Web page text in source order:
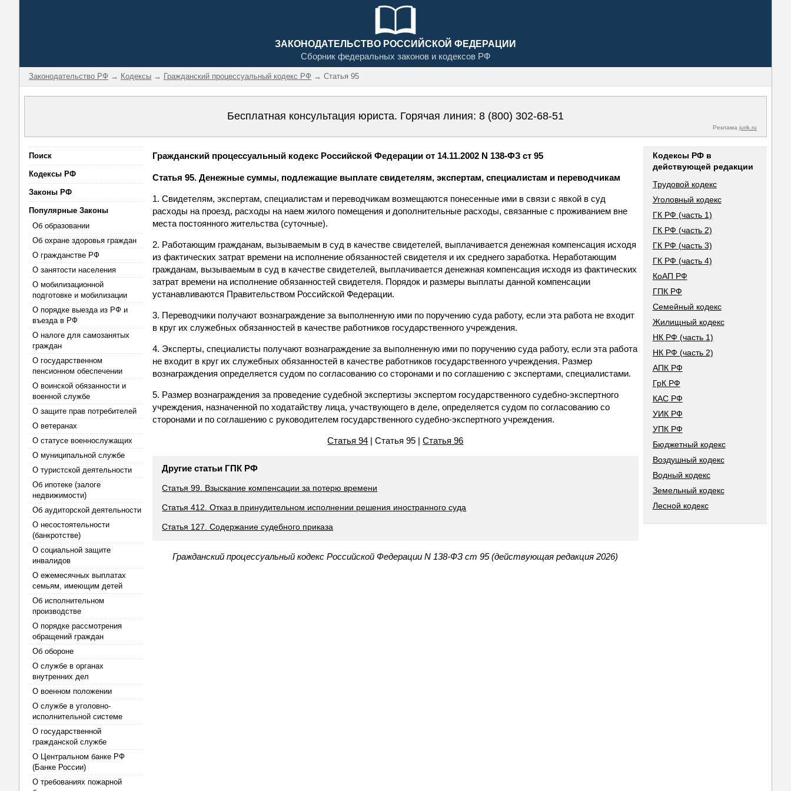
ЗАКОНОДАТЕЛЬСТВО РОССИЙСКОЙ ФЕДЕРАЦИИ
Сборник федеральных законов и кодексов РФ
Законодательство РФ → Кодексы → Гражданский процессуальный кодекс РФ → Статья 95
Бесплатная консультация юриста. Горячая линия: 8 (800) 302-68-51
Реклама jurik.ru
Поиск
Кодексы РФ
Законы РФ
Популярные Законы
Об образовании
Об охране здоровья граждан
О гражданстве РФ
О занятости населения
О мобилизационной
подготовке и мобилизации
О порядке выезда из РФ и
въезда в РФ
О налоге для самозанятых
граждан
О государственном
пенсионном обеспечении
О воинской обязанности и
военной службе
О защите прав потребителей
О ветеранах
О статусе военнослужащих
О муниципальной службе
О туристской деятельности
Об ипотеке (залоге
недвижимости)
Об аудиторской деятельности
О несостоятельности
(банкротстве)
О социальной защите
инвалидов
О ежемесячных выплатах
семьям, имеющим детей
Об исполнительном
производстве
О порядке рассмотрения
обращений граждан
Об обороне
О службе в органах
внутренних дел
О военном положении
О службе в уголовно-
исполнительной системе
О государственной
гражданской службе
О Центральном банке РФ
(Банке России)
О требованиях пожарной
Гражданский процессуальный кодекс Российской Федерации от 14.11.2002 N 138-ФЗ ст 95
Статья 95. Денежные суммы, подлежащие выплате свидетелям, экспертам, специалистам и переводчикам
1. Свидетелям, экспертам, специалистам и переводчикам возмещаются понесенные ими в связи с явкой в суд
расходы на проезд, расходы на наем жилого помещения и дополнительные расходы, связанные с проживанием вне
места постоянного жительства (суточные).
2. Работающим гражданам, вызываемым в суд в качестве свидетелей, выплачивается денежная компенсация исходя
из фактических затрат времени на исполнение обязанностей свидетеля и их среднего заработка. Неработающим
гражданам, вызываемым в суд в качестве свидетелей, выплачивается денежная компенсация исходя из фактических
затрат времени на исполнение обязанностей свидетеля. Порядок и размеры выплаты данной компенсации
устанавливаются Правительством Российской Федерации.
3. Переводчики получают вознаграждение за выполненную ими по поручению суда работу, если эта работа не входит
в круг их служебных обязанностей в качестве работников государственного учреждения.
4. Эксперты, специалисты получают вознаграждение за выполненную ими по поручению суда работу, если эта работа
не входит в круг их служебных обязанностей в качестве работников государственного учреждения. Размер
вознаграждения определяется судом по согласованию со сторонами и по соглашению с экспертами, специалистами.
5. Размер вознаграждения за проведение судебной экспертизы экспертом государственного судебно-экспертного
учреждения, назначенной по ходатайству лица, участвующего в деле, определяется судом по согласованию со
сторонами и по соглашению с руководителем государственного судебно-экспертного учреждения.
Статья 94 | Статья 95 |Статья 96
Другие статьи ГПК РФ
Статья 99. Взыскание компенсации за потерю времени
Статья 412. Отказ в принудительном исполнении решения иностранного суда
Статья 127. Содержание судебного приказа
Гражданский процессуальный кодекс Российской Федерации N 138-ФЗ ст 95 (действующая редакция 2026)
Кодексы РФ в
действующей редакции
Трудовой кодекс
Уголовный кодекс
ГК РФ (часть 1)
ГК РФ (часть 2)
ГК РФ (часть 3)
ГК РФ (часть 4)
КоАП РФ
ГПК РФ
Семейный кодекс
Жилищный кодекс
НК РФ (часть 1)
НК РФ (часть 2)
АПК РФ
ГрК РФ
КАС РФ
УИК РФ
УПК РФ
Бюджетный кодекс
Воздушный кодекс
Водный кодекс
Земельный кодекс
Лесной кодекс